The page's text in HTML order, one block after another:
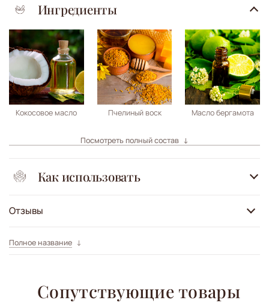
Ингредиенты
Кокосовое масло Пчелиный воск Масло бергамота
Посмотреть полный состав
Как использовать
Отзывы
Полное название
Сопутствующие товары